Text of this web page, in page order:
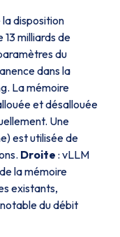
la disposition
milliards de
du
dans la
La mémoire
et désallouée
Une
est utilisée de
Droite : vLLM
la mémoire
existants,
du débit